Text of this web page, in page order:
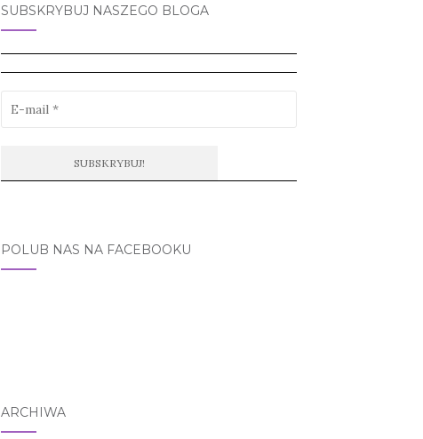
SUBSKRYBUJ NASZEGO BLOGA
POLUB NAS NA FACEBOOKU
ARCHIWA